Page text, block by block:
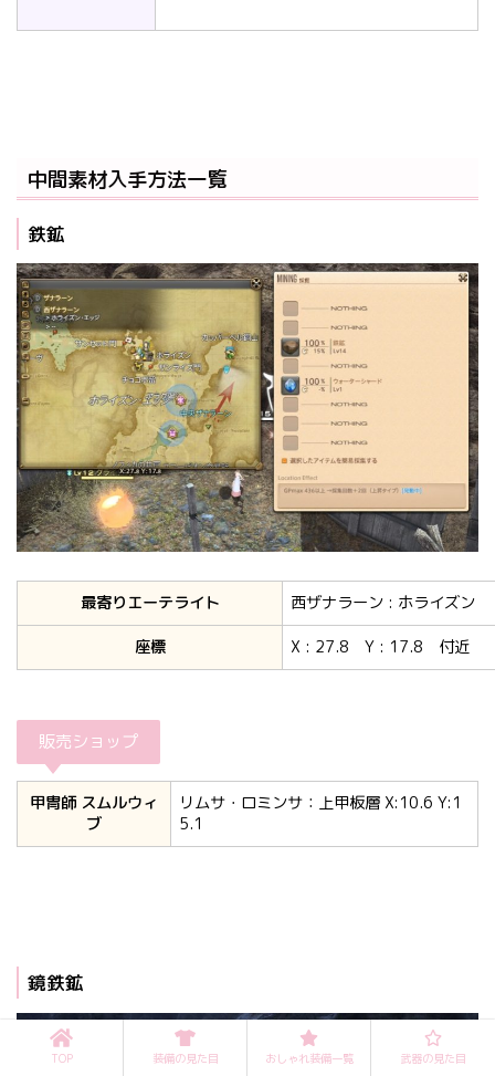
中間素材入手方法一覧
鉄鉱
最寄りエーテライト
西ザナラーン : ホライズン
座標
X : 27.8 Y : 17.8 付近
販売ショップ
甲冑師 スムルウィ
ブ
リムサ・ロミンサ：上甲板層 X:10.6 Y:1
5.1
鏡鉄鉱
TOP 装備の見た目 おしゃれ装備一覧 武器の見た目